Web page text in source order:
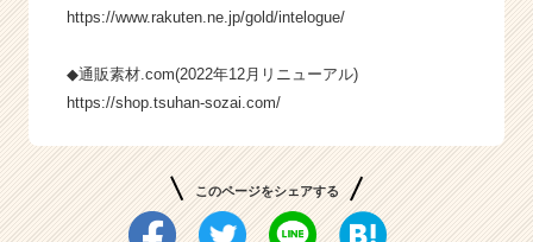
https://www.rakuten.ne.jp/gold/intelogue/
◆通販素材.com(2022年12月リニューアル)
https://shop.tsuhan-sozai.com/
このページをシェアする